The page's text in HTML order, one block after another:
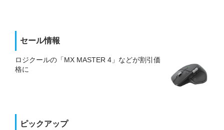
セール情報
ロジクールの「MX MASTER 4」などが割引価
格に
ピックアップ